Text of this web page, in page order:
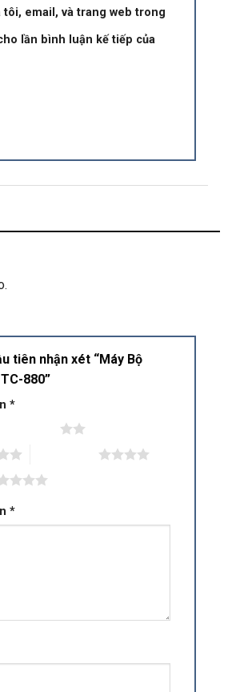
tôi, email, và trang web trong
lần bình luận kế tiếp của
tiên nhận xét “Máy Bộ
880”
*
*